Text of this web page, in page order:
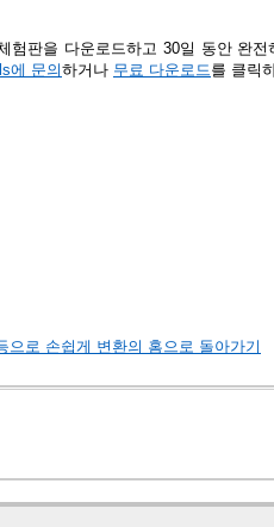
험판을 다운로드하고 30일 동안 완
에 문의하거나 무료 다운로드 를 클릭
로 손쉽게 변환의 홈으로 돌아가기